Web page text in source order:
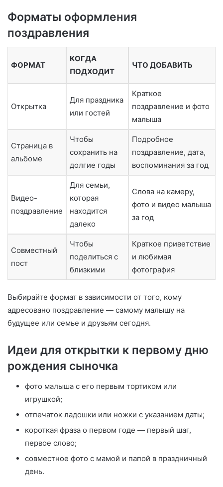
Форматы оформления
поздравления
ФОРМАТ
КОГДА
ПОДХОДИТ
ЧТО ДОБАВИТЬ
Открытка
Для праздника
или гостей
Краткое
поздравление и фото
малыша
Страница в
альбоме
Чтобы
сохранить на
долгие годы
Подробное
поздравление, дата,
воспоминания за год
Видео-
поздравление
Для семьи,
которая
находится
далеко
Слова на камеру,
фото и видео малыша
за год
Совместный
пост
Чтобы
поделиться с
близкими
Краткое приветствие
и любимая
фотография
Выбирайте формат в зависимости от того, кому
адресовано поздравление — самому малышу на
будущее или семье и друзьям сегодня.
Идеи для открытки к первому дню
рождения сыночка
фото малыша с его первым тортиком или
игрушкой;
отпечаток ладошки или ножки с указанием даты;
короткая фраза о первом годе — первый шаг,
первое слово;
совместное фото с мамой и папой в праздничный
день.